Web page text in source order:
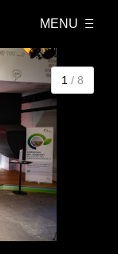
MENU
1 / 8